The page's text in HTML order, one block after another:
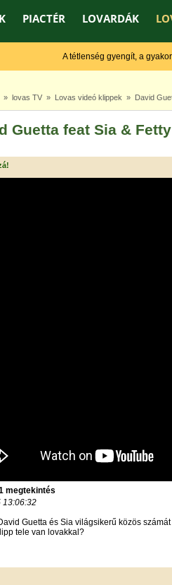
PIACTÉR LOVARDÁK
A tétlenség gyengít, a
lovas TV» Lovas videó klippek » David
Guetta feat Sia &
megtekintés
13:06:32
Guetta és Sia világsikerű közös
tele van lovakkal?